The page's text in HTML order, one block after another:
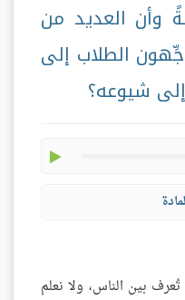
وأن العديد من
الطلاب إلى
شيوعه؟
بين الناس، ولا نعلم